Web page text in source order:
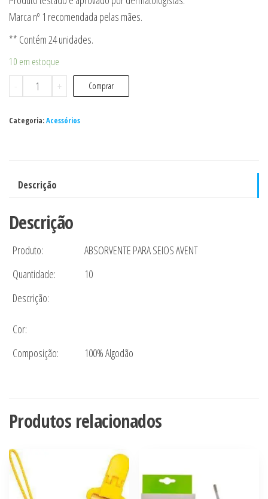
Marca nº 1 recomendada pelas mães.
** Contém 24 unidades.
10 em estoque
-
Absorventes
Para
Seios
Unidades
quantidade
+ Comprar
Categoria:Acessórios
Descrição
Descrição
Produto:
ABSORVENTE PARA SEIOS AVENT
Quantidade:
10
Descrição:
Cor:
Composição:
100% Algodão
Produtos relacionados